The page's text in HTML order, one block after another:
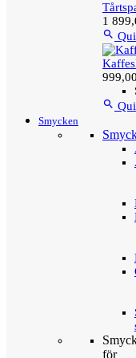
1


Smycken
för